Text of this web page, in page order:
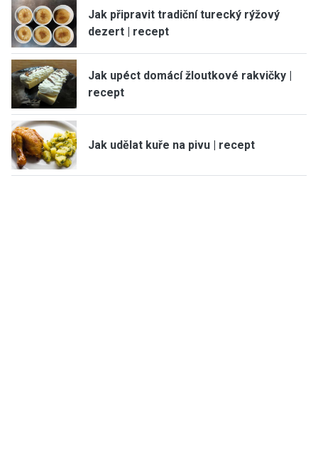
Jak připravit tradiční turecký rýžový
dezert | recept
Jak upéct domácí žloutkové rakvičky |
recept
Jak udělat kuře na pivu | recept